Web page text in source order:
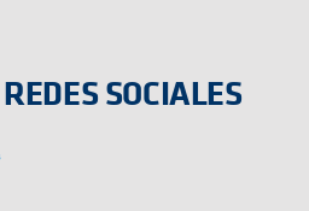
SOCIALES